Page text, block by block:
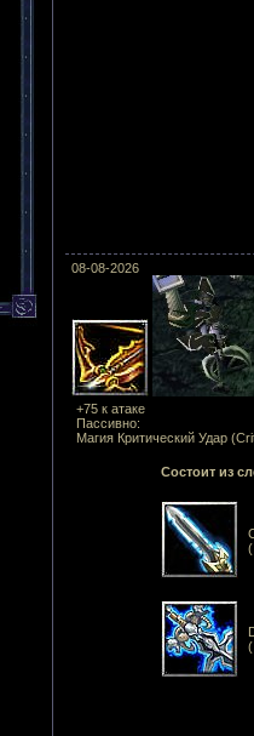
08-08-2026
+75 к атаке
Пассивно:
Магия Критический Удар
Состоит из